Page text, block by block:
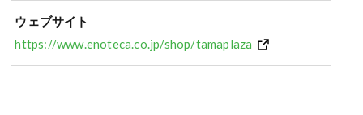
ウェブサイト
https://www.enoteca.co.jp/shop/tamaplaza